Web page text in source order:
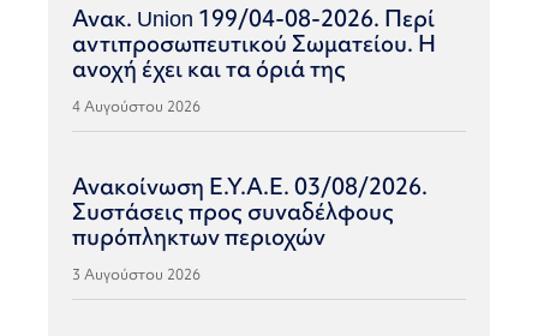
Ανακ. Union 199/04-08-2026. Περί
αντιπροσωπευτικού Σωματείου. Η
ανοχή έχει και τα όριά της
4 Αυγούστου 2026
Ανακοίνωση Ε.Υ.Α.Ε. 03/08/2026.
Συστάσεις προς συναδέλφους
πυρόπληκτων περιοχών
3 Αυγούστου 2026